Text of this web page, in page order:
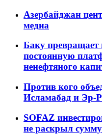
Азербайджан
медиа
Баку
постоянную
ненефтяного
Против кого
Исламабад и Эр-
SOFAZ
не раскрыл